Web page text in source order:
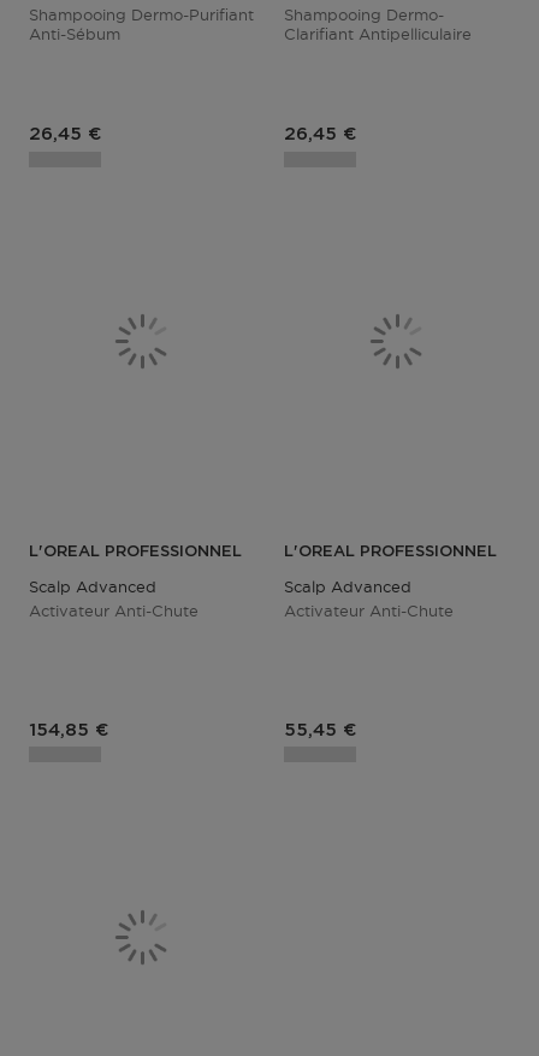
Shampooing Dermo-Purifiant
Anti-Sébum
26,45 €
Shampooing Dermo-
Clarifiant Antipelliculaire
26,45 €
L'OREAL PROFESSIONNEL
Scalp Advanced
Activateur Anti-Chute
154,85 €
L'OREAL PROFESSIONNEL
Scalp Advanced
Activateur Anti-Chute
55,45 €